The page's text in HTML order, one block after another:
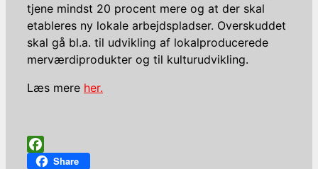
tjene mindst 20 procent mere og at der skal
etableres ny lokale arbejdspladser. Overskuddet
skal gå bl.a. til udvikling af lokalproducerede
merværdiprodukter og til kulturudvikling.
Læs mere her.
Facebook
Share